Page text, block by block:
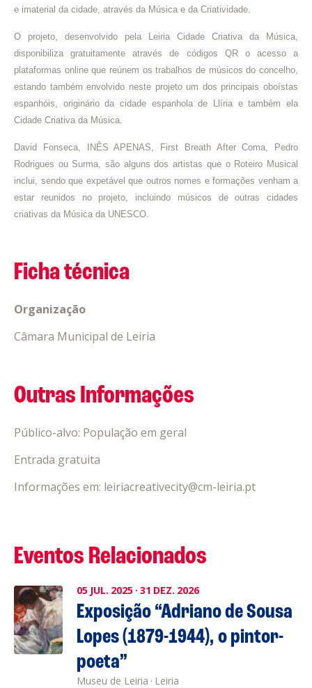
e imaterial da cidade, através da Música e da Criatividade.
O projeto, desenvolvido pela Leiria Cidade Criativa da Música,
disponibiliza gratuitamente através de códigos QR o acesso a
plataformas online que reúnem os trabalhos de músicos do concelho,
estando também envolvido neste projeto um dos principais oboístas
espanhóis, originário da cidade espanhola de Llíria e também ela
Cidade Criativa da Música.
David Fonseca, INÊS APENAS, First Breath After Coma, Pedro
Rodrigues ou Surma, são alguns dos artistas que o Roteiro Musical
inclui, sendo que expetável que outros nomes e formações venham a
estar reunidos no projeto, incluindo músicos de outras cidades
criativas da Música da UNESCO.
Ficha técnica
Organização
Câmara Municipal de Leiria
Outras Informações
Público-alvo: População em geral
Entrada gratuita
Informações em: leiriacreativecity@cm-leiria.pt
Eventos Relacionados
05 JUL. 2025 · 31 DEZ. 2026
Exposição “Adriano de Sousa
Lopes (1879-1944), o pintor-
poeta”
Museu de Leiria · Leiria